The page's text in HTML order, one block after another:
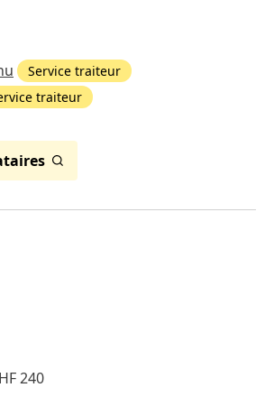
Service traiteur
traiteur
240